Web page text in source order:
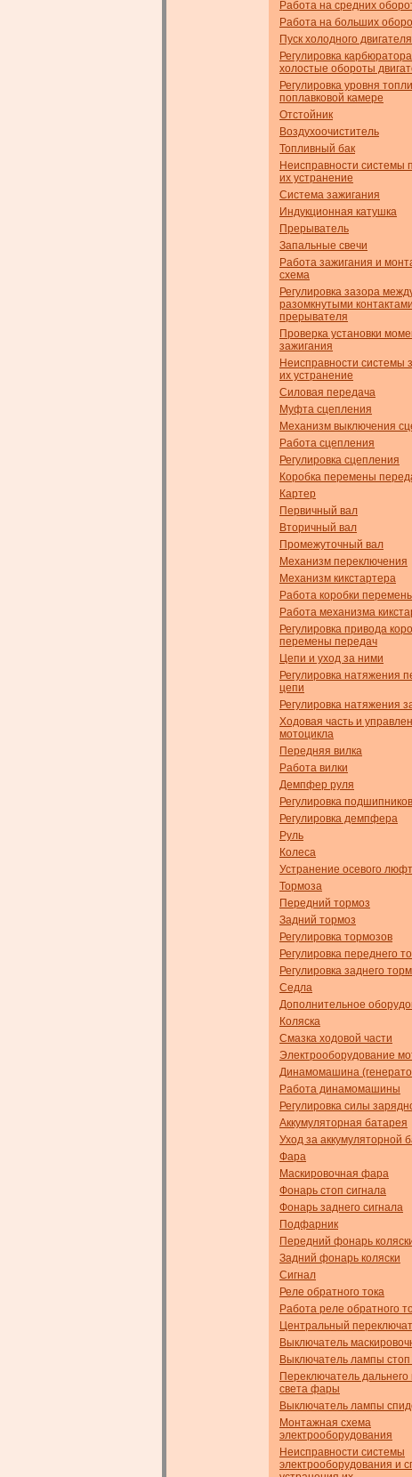
Работа на средних
Работа на больших
Пуск холодного двигателя
Регулировка
холостые обороты
Регулировка уровня
поплавковой камере
Отстойник
Воздухоочиститель
Топливный бак
Неисправности системы
их устранение
Система зажигания
Индукционная катушка
Прерыватель
Запальные свечи
Работа зажигания и
схема
Регулировка зазора
разомкнутыми контактами
прерывателя
Проверка установки
зажигания
Неисправности системы
их устранение
Силовая передача
Муфта сцепления
Механизм выключения
Работа сцепления
Регулировка сцепления
Коробка перемены
Картер
Первичный вал
Вторичный вал
Промежуточный вал
Механизм переключения
Механизм кикстартера
Работа коробки
Работа механизма
Регулировка привода
перемены передач
Цепи и уход за ними
Регулировка натяжения
цепи
Регулировка натяжения
Ходовая часть и
мотоцикла
Передняя вилка
Работа вилки
Демпфер руля
Регулировка
Регулировка демпфера
Руль
Колеса
Устранение осевого
Тормоза
Передний тормоз
Задний тормоз
Регулировка тормозов
Регулировка переднего
Регулировка заднего
Седла
Дополнительное
Коляска
Смазка ходовой части
Электрооборудование
Динамомашина
Работа динамомашины
Регулировка силы
Аккумуляторная батарея
Уход за аккумуляторной
Фара
Маскировочная фара
Фонарь стоп сигнала
Фонарь заднего сигнала
Подфарник
Передний фонарь
Задний фонарь коляски
Сигнал
Реле обратного тока
Работа реле обратного
Центральный
Выключатель
Выключатель лампы стоп
Переключатель дальнего
света фары
Выключатель лампы
Монтажная схема
электрооборудования
Неисправности системы
электрооборудования и